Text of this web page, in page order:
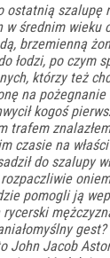
ostatnią szalupę
w średnim wieku
brzemienną
łodzi, po czym
którzy też
na
kogoś
trafem
czasie na
do szalupy
rozpaczliwie
pomogli ją
rycerski
John Jacob